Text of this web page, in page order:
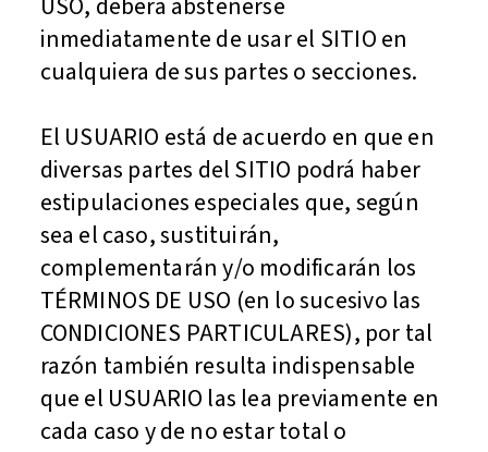
USO, deberá abstenerse
inmediatamente de usar el SITIO en
cualquiera de sus partes o secciones.
El USUARIO está de acuerdo en que en
diversas partes del SITIO podrá haber
estipulaciones especiales que, según
sea el caso, sustituirán,
complementarán y/o modificarán los
TÉRMINOS DE USO (en lo sucesivo las
CONDICIONES PARTICULARES), por tal
razón también resulta indispensable
que el USUARIO las lea previamente en
cada caso y de no estar total o